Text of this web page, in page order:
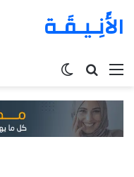
الأَنِـيـقَـة
القائمة بحث